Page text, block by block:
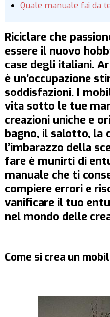
Quale manuale fai da
Riciclare che
essere il nuovo
case degli italiani.
è un’occupazione
soddisfazioni. I
vita sotto le tue
creazioni uniche e
bagno, il salotto, la
l’imbarazzo della
fare è munirti di
manuale che ti
compiere errori e
vanificare il tuo
nel mondo delle
Come si crea un